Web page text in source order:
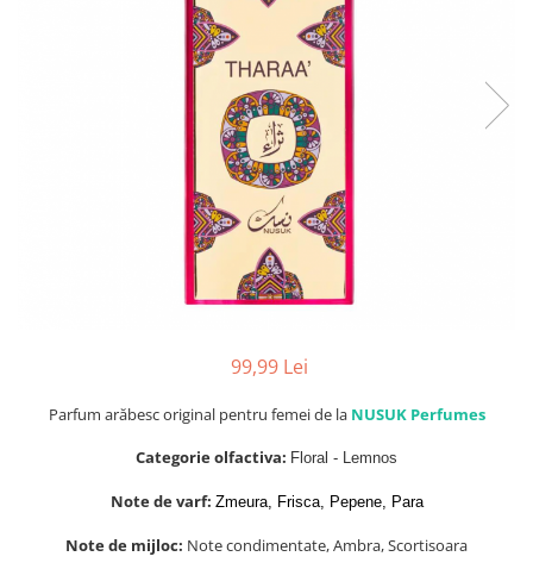
Wadi al Khaleej
99,99 Lei
Parfum arăbesc original pentru femei de la NUSUK Perfumes
Categorie olfactiva: Floral - Lemnos
Note de varf: Zmeura, Frisca, Pepene, Para
Note de mijloc: Note condimentate, Ambra, Scortisoara